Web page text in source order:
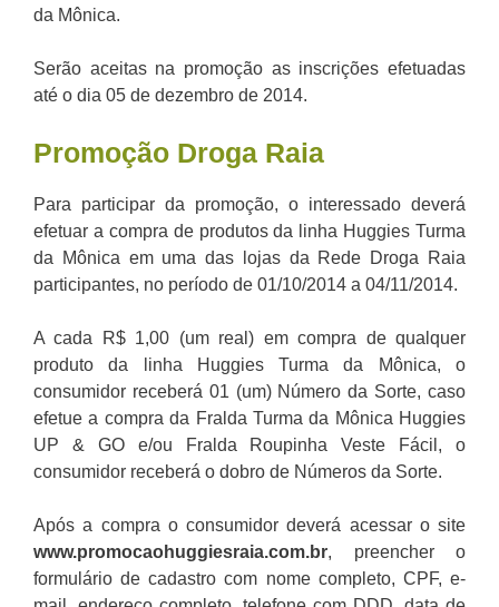
da Mônica.
Serão aceitas na promoção as inscrições efetuadas
até o dia 05 de dezembro de 2014.
Promoção Droga Raia
Para participar da promoção, o interessado deverá
efetuar a compra de produtos da linha Huggies Turma
da Mônica em uma das lojas da Rede Droga Raia
participantes, no período de 01/10/2014 a 04/11/2014.
A cada R$ 1,00 (um real) em compra de qualquer
produto da linha Huggies Turma da Mônica, o
consumidor receberá 01 (um) Número da Sorte, caso
efetue a compra da Fralda Turma da Mônica Huggies
UP & GO e/ou Fralda Roupinha Veste Fácil, o
consumidor receberá o dobro de Números da Sorte.
Após a compra o consumidor deverá acessar o site
www.promocaohuggiesraia.com.br, preencher o
formulário de cadastro com nome completo, CPF, e-